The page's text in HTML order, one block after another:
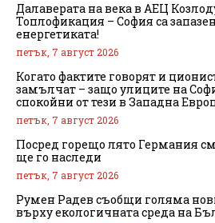
Далаверата на века в АЕЦ
Топлофикация – София са
енергетиката!
петък, 7 август 2026
Когато фактите говорят и
замълчат – защо улиците на
спокойни от тези в Западна
петък, 7 август 2026
Посред горещо лято Германия
ще го наследи
петък, 7 август 2026
Румен Радев съобщи голяма
върху екологичната среда на